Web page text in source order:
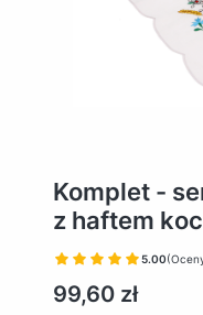
Komplet -
z haftem
5.00
Cena
99,60 zł